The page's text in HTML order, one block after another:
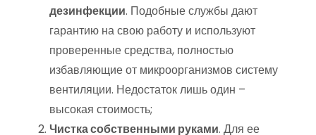
дезинфекции. Подобные службы дают
гарантию на свою работу и используют
проверенные средства, полностью
избавляющие от микроорганизмов систему
вентиляции. Недостаток лишь один –
высокая стоимость;
Чистка собственными руками. Для ее